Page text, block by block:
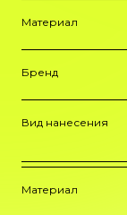
Материал
Бренд
Вид нанесения
Материал